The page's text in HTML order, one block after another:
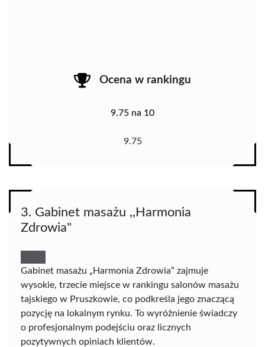
Ocena w rankingu
9.75 na 10
9.75
3. Gabinet masażu ,,Harmonia
Zdrowia"
Gabinet masażu „Harmonia Zdrowia” zajmuje
wysokie, trzecie miejsce w rankingu salonów masażu
tajskiego w Pruszkowie, co podkreśla jego znaczącą
pozycję na lokalnym rynku. To wyróżnienie świadczy
o profesjonalnym podejściu oraz licznych
pozytywnych opiniach klientów.